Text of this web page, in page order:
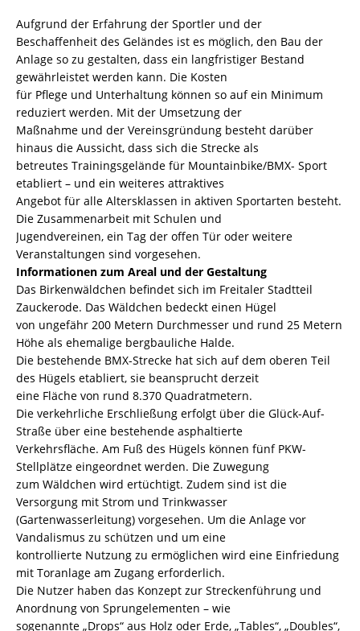
Aufgrund der Erfahrung der Sportler und der
Beschaffenheit des Geländes ist es möglich, den Bau der
Anlage so zu gestalten, dass ein langfristiger Bestand
gewährleistet werden kann. Die Kosten
für Pflege und Unterhaltung können so auf ein Minimum
reduziert werden. Mit der Umsetzung der
Maßnahme und der Vereinsgründung besteht darüber
hinaus die Aussicht, dass sich die Strecke als
betreutes Trainingsgelände für Mountainbike/BMX- Sport
etabliert – und ein weiteres attraktives
Angebot für alle Altersklassen in aktiven Sportarten besteht.
Die Zusammenarbeit mit Schulen und
Jugendvereinen, ein Tag der offen Tür oder weitere
Veranstaltungen sind vorgesehen.
Informationen zum Areal und der Gestaltung
Das Birkenwäldchen befindet sich im Freitaler Stadtteil
Zauckerode. Das Wäldchen bedeckt einen Hügel
von ungefähr 200 Metern Durchmesser und rund 25 Metern
Höhe als ehemalige bergbauliche Halde.
Die bestehende BMX-Strecke hat sich auf dem oberen Teil
des Hügels etabliert, sie beansprucht derzeit
eine Fläche von rund 8.370 Quadratmetern.
Die verkehrliche Erschließung erfolgt über die Glück-Auf-
Straße über eine bestehende asphaltierte
Verkehrsfläche. Am Fuß des Hügels können fünf PKW-
Stellplätze eingeordnet werden. Die Zuwegung
zum Wäldchen wird ertüchtigt. Zudem sind ist die
Versorgung mit Strom und Trinkwasser
(Gartenwasserleitung) vorgesehen. Um die Anlage vor
Vandalismus zu schützen und um eine
kontrollierte Nutzung zu ermöglichen wird eine Einfriedung
mit Toranlage am Zugang erforderlich.
Die Nutzer haben das Konzept zur Streckenführung und
Anordnung von Sprungelementen – wie
sogenannte „Drops“ aus Holz oder Erde, „Tables“, „Doubles“,